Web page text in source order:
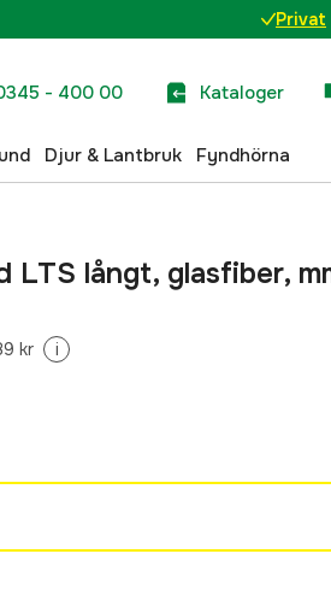
Privat
- 400 00 Kataloger
Djur & Lantbruk Fyndhörna
LTS långt, glasfiber,
kr i